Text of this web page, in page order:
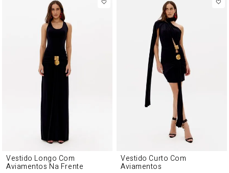
Vestido Longo Com
Aviamentos Na Frente
Vestido Curto Com
Aviamentos